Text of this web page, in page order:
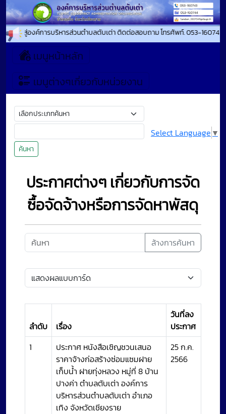
เข้าสู่องค์การบริหารส่วนตำบลตับเต่า ติดต่อสอบถาม โทรศัพท์. 053-160743 โท
เมนูหน้าหลัก
เมนูต่างๆเกี่ยวกับหน่วยงาน
ค้นหา
Select Language ▼
ประกาศต่างๆ เกี่ยวกับการจัด
ซื้อจัดจ้างหรือการจัดหาพัสดุ
ล้างการค้นหา
ลำดับ เรื่อง
วันที่ลง
ประกาศ
1
ประกาศ หนังสือเชิญชวนเสนอ
ราคาจ้างก่อสร้างซ่อมแซมฝาย
เก็บน้ำ ฝายทุ่งหลวง หมู่ที่ 8 บ้าน
ปางค่า ตำบลตับเต่า องค์การ
บริหารส่วนตำบลตับเต่า อำเภอ
เทิง จังหวัดเชียงราย
25 ก.ค.
2566